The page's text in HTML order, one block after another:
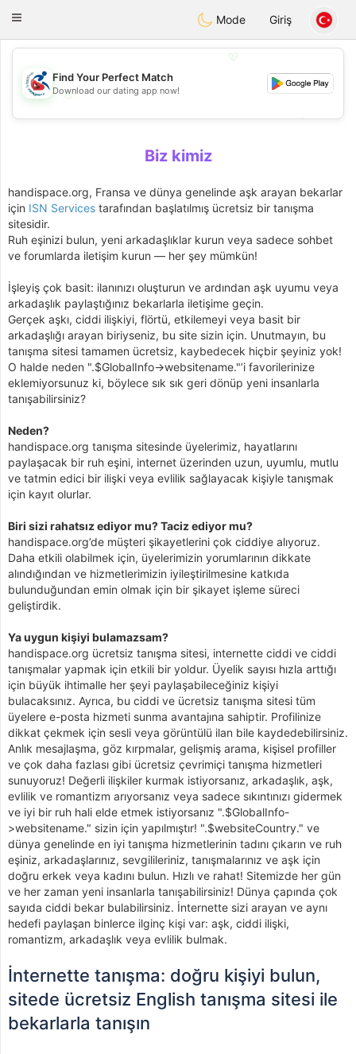
Handi Space
Toggle
Mode Giriş
💖
💕
Find Your Perfect Match
Download our dating app now!
Biz kimiz
handispace.org, Fransa ve dünya genelinde aşk arayan bekarlar
için ISN Services tarafından başlatılmış ücretsiz bir tanışma
sitesidir.
Ruh eşinizi bulun, yeni arkadaşlıklar kurun veya sadece sohbet
ve forumlarda iletişim kurun — her şey mümkün!
İşleyiş çok basit: ilanınızı oluşturun ve ardından aşk uyumu veya
arkadaşlık paylaştığınız bekarlarla iletişime geçin.
Gerçek aşkı, ciddi ilişkiyi, flörtü, etkilemeyi veya basit bir
arkadaşlığı arayan biriyseniz, bu site sizin için. Unutmayın, bu
tanışma sitesi tamamen ücretsiz, kaybedecek hiçbir şeyiniz yok!
O halde neden ".$GlobalInfo->websitename."’i favorilerinize
eklemiyorsunuz ki, böylece sık sık geri dönüp yeni insanlarla
tanışabilirsiniz?
Neden?
handispace.org tanışma sitesinde üyelerimiz, hayatlarını
paylaşacak bir ruh eşini, internet üzerinden uzun, uyumlu, mutlu
ve tatmin edici bir ilişki veya evlilik sağlayacak kişiyle tanışmak
için kayıt olurlar.
Biri sizi rahatsız ediyor mu? Taciz ediyor mu?
handispace.org’de müşteri şikayetlerini çok ciddiye alıyoruz.
Daha etkili olabilmek için, üyelerimizin yorumlarının dikkate
alındığından ve hizmetlerimizin iyileştirilmesine katkıda
bulunduğundan emin olmak için bir şikayet işleme süreci
geliştirdik.
Ya uygun kişiyi bulamazsam?
handispace.org ücretsiz tanışma sitesi, internette ciddi ve ciddi
tanışmalar yapmak için etkili bir yoldur. Üyelik sayısı hızla arttığı
için büyük ihtimalle her şeyi paylaşabileceğiniz kişiyi
bulacaksınız. Ayrıca, bu ciddi ve ücretsiz tanışma sitesi tüm
üyelere e-posta hizmeti sunma avantajına sahiptir. Profilinize
dikkat çekmek için sesli veya görüntülü ilan bile kaydedebilirsiniz.
Anlık mesajlaşma, göz kırpmalar, gelişmiş arama, kişisel profiller
ve çok daha fazlası gibi ücretsiz çevrimiçi tanışma hizmetleri
sunuyoruz! Değerli ilişkiler kurmak istiyorsanız, arkadaşlık, aşk,
evlilik ve romantizm arıyorsanız veya sadece sıkıntınızı gidermek
ve iyi bir ruh hali elde etmek istiyorsanız ".$GlobalInfo-
>websitename." sizin için yapılmıştır! ".$websiteCountry." ve
dünya genelinde en iyi tanışma hizmetlerinin tadını çıkarın ve ruh
eşiniz, arkadaşlarınız, sevgilileriniz, tanışmalarınız ve aşk için
doğru erkek veya kadını bulun. Hızlı ve rahat! Sitemizde her gün
ve her zaman yeni insanlarla tanışabilirsiniz! Dünya çapında çok
sayıda ciddi bekar bulabilirsiniz. İnternette sizi arayan ve aynı
hedefi paylaşan binlerce ilginç kişi var: aşk, ciddi ilişki,
romantizm, arkadaşlık veya evlilik bulmak.
İnternette tanışma: doğru kişiyi bulun,
sitede ücretsiz English tanışma sitesi ile
bekarlarla tanışın